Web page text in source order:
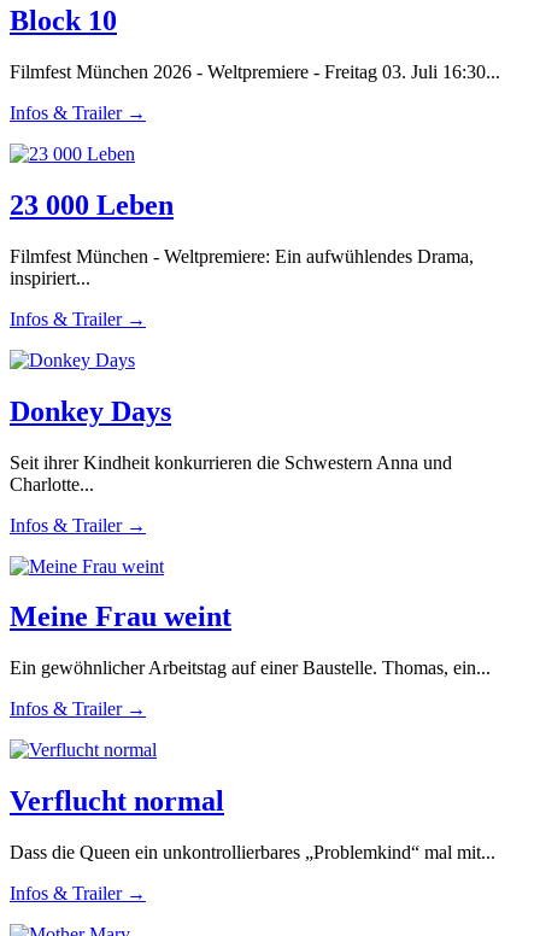
Block 10
Filmfest München 2026 - Weltpremiere - Freitag 03. Juli 16:30...
Infos & Trailer →
23 000 Leben
Filmfest München - Weltpremiere: Ein aufwühlendes Drama,
inspiriert...
Infos & Trailer →
Donkey Days
Seit ihrer Kindheit konkurrieren die Schwestern Anna und
Charlotte...
Infos & Trailer →
Meine Frau weint
Ein gewöhnlicher Arbeitstag auf einer Baustelle. Thomas, ein...
Infos & Trailer →
Verflucht normal
Dass die Queen ein unkontrollierbares „Problemkind“ mal mit...
Infos & Trailer →